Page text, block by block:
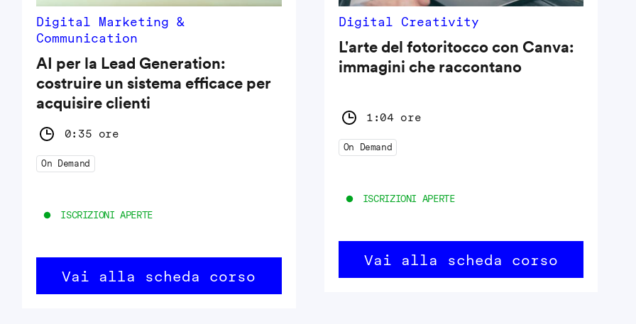
Digital Marketing &
Communication
AI per la Lead Generation:
costruire un sistema efficace per
acquisire clienti
0:35 ore
On Demand
ISCRIZIONI APERTE
Vai alla scheda corso
Digital Creativity
L'arte del fotoritocco con Canva:
immagini che raccontano
1:04 ore
On Demand
ISCRIZIONI APERTE
Vai alla scheda corso